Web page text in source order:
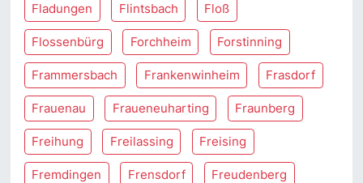
Fladungen Flintsbach Floß
Flossenbürg Forchheim Forstinning
Frammersbach Frankenwinheim Frasdorf
Frauenau Fraueneuharting Fraunberg
Freihung Freilassing Freising
Fremdingen Frensdorf Freudenberg